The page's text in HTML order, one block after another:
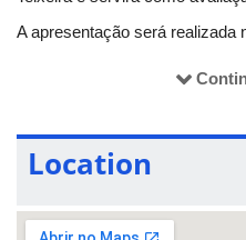
A apresentação será realizada
Location